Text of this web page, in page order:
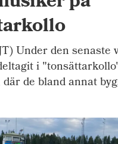
Under den senaste
i
de bland annat